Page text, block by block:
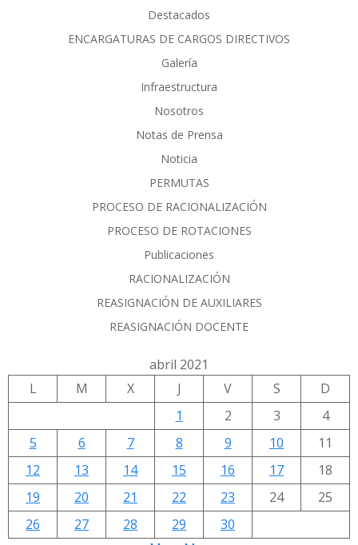
Destacados
ENCARGATURAS DE CARGOS DIRECTIVOS
Galería
Infraestructura
Nosotros
Notas de Prensa
Noticia
PERMUTAS
PROCESO DE RACIONALIZACIÓN
PROCESO DE ROTACIONES
Publicaciones
RACIONALIZACIÓN
REASIGNACIÓN DE AUXILIARES
REASIGNACIÓN DOCENTE
abril 2021
L
M X J V S
D
1
2 3
4
5
6 7 8 9 10
11
12
13 14 15 16 17
18
19
20 21 22 23 24
25
26
27 28 29
30